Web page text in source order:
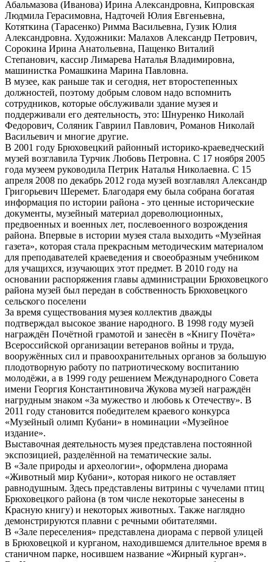
Абальмазова (Иванова) Ирина Александровна, Кипровская
Людмила Герасимовна, Надточей Юлия Евгеньевна,
Котяткина (Тарасенко) Римма Васильевна, Гузик Юлия
Александровна. Художники: Малахов Александр Петрович,
Сорокина Ирина Анатольевна, Пащенко Виталий
Степанович, кассир Лимарева Наталья Владимировна,
машинистка Ромашкина Марина Павловна.
В музее, как раньше так и сегодня, нет второстепенных
должностей, поэтому добрым словом надо вспомнить
сотрудников, которые обслуживали здание музея и
поддерживали его деятельность, это: Шнуренко Николай
Федорович, Соляник Гавриил Павлович, Романов Николай
Васильевич и многие другие.
В 2001 году Брюховецкий районный историко-краеведческий
музей возглавила Турчик Любовь Петровна. С 17 ноября 2005
года музеем руководила Петрик Наталья Николаевна. С 15
апреля 2008 по декабрь 2012 года музей возглавлял Александр
Григорьевич Шеремет. Благодаря ему была собрана богатая
информация по истории района - это ценные исторические
документы, музейный материал дореволюционных,
предвоенных и военных лет, послевоенного возрождения
района. Впервые в истории музея стала выходить «Музейная
газета», которая стала прекрасным методическим материалом
для преподавателей краеведения и своеобразным учебником
для учащихся, изучающих этот предмет. В 2010 году на
основании распоряжения главы администрации Брюховецкого
района музей был передан в собственность Брюховецкого
сельского поселени
За время существования музея коллектив дважды
подтверждал высокое звание народного. В 1998 году музей
награждён Почётной грамотой и занесён в «Книгу Почёта»
Всероссийской организации ветеранов войны и труда,
вооружённых сил и правоохранительных органов за большую
плодотворную работу по патриотическому воспитанию
молодёжи, а в 1999 году решением Международного Совета
имени Георгия Константиновича Жукова музей награждён
нагрудным знаком «За мужество и любовь к Отечеству». В
2011 году становится победителем краевого конкурса
«Музейный олимп Кубани» в номинации «Музейное
издание».
Выставочная деятельность музея представлена постоянной
экспозицией, разделённой на тематические залы.
В «Зале природы и археологии», оформлена диорама
«Животный мир Кубани», которая никого не оставляет
равнодушным. Здесь представлены витрины с чучелами птиц
Брюховецкого района (в том числе некоторые занесены в
Красную книгу) и некоторых животных. Также наглядно
демонстрируются плавни с речными обитателями.
В «Зале переселения» представлена диорама с первой улицей
в Брюховецкой и курганом, находившемся длительное время в
станичном парке, носившем название «Жирный курган».